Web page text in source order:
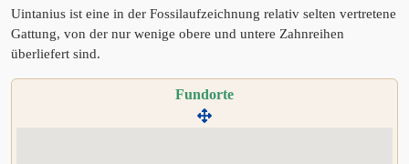
Uintanius ist eine in der Fossilaufzeichnung relativ selten vertretene
Gattung, von der nur wenige obere und untere Zahnreihen
überliefert sind.
Fundorte